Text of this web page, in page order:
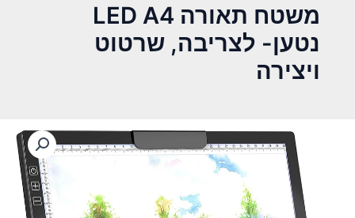
משטח תאורה LED A4
נטען- לצריבה, שרטוט
ויצירה